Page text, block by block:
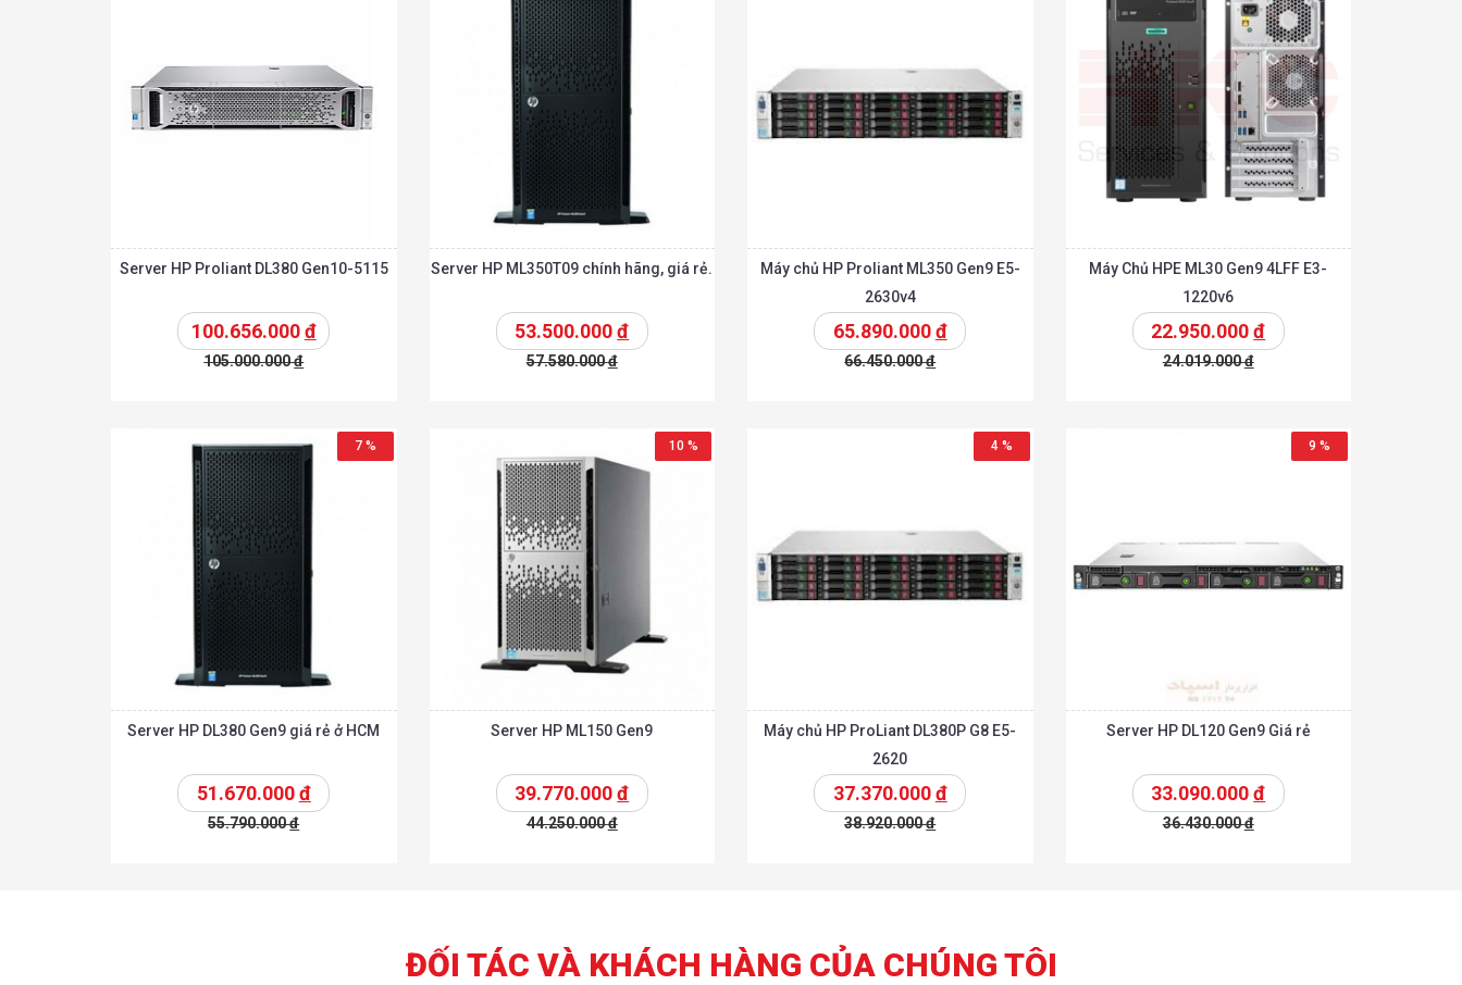
Server HP Proliant DL380 Gen10-5115
100.656.000đ
105.000.000đ
Server HP ML350T09 chính hãng, giá rẻ.
53.500.000đ
57.580.000đ
Máy chủ HP Proliant ML350 Gen9 E5-
2630v4
65.890.000đ
66.450.000đ
Máy Chủ HPE ML30 Gen9 4LFF E3-
1220v6
22.950.000đ
24.019.000đ
7 %
Server HP DL380 Gen9 giá rẻ ở HCM
51.670.000đ
55.790.000đ
10 %
Server HP ML150 Gen9
39.770.000đ
44.250.000đ
4 %
Máy chủ HP ProLiant DL380P G8 E5-
2620
37.370.000đ
38.920.000đ
9 %
Server HP DL120 Gen9 Giá rẻ
33.090.000đ
36.430.000đ
ĐỐI TÁC VÀ KHÁCH HÀNG CỦA CHÚNG TÔI